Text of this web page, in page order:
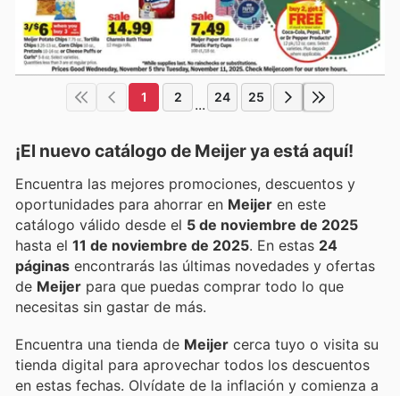
1 2 ... 24 25
¡El nuevo catálogo de Meijerya está aquí!
Encuentra las mejores promociones, descuentos y
oportunidades para ahorrar en Meijer en este
catálogo válido desde el 5 de noviembre de 2025
hasta el 11 de noviembre de 2025 . En estas 24
páginas encontrarás las últimas novedades y ofertas
de Meijer para que puedas comprar todo lo que
necesitas sin gastar de más.
Encuentra una tienda de Meijer cerca tuyo o visita su
tienda digital para aprovechar todos los descuentos
en estas fechas. Olvídate de la inflación y comienza a